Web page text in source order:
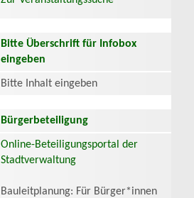
Bitte Überschrift für Infobox
eingeben
Bitte Inhalt eingeben
Bürgerbeteiligung
Online-Beteiligungsportal der
Stadtverwaltung
Bauleitplanung: Für Bürger*innen